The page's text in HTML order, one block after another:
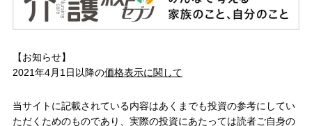
【お知らせ】
2021年4月1日以降の価格表示に関して
当サイトに記載されている内容はあくまでも投資の参考にしてい
ただくためのものであり、実際の投資にあたっては読者ご自身の